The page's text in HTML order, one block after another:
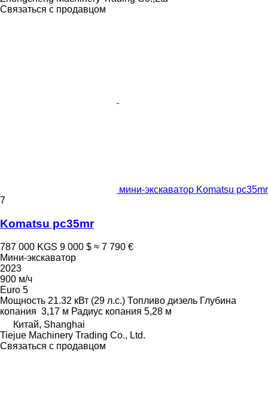
Связаться с продавцом
мини-экскаватор Komatsu pc35mr
7
Komatsu pc35mr
787 000 KGS 9 000 $ ≈ 7 790 €
Мини-экскаватор
2023
900 м/ч
Euro 5
Мощность 21.32 кВт (29 л.с.) Топливо дизель Глубина
копания 3,17 м Радиус копания 5,28 м
Китай, Shanghai
Tiejue Machinery Trading Co., Ltd.
Связаться с продавцом